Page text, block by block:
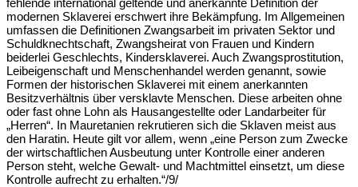
fehlende international geltende und anerkannte Definition der
modernen Sklaverei erschwert ihre Bekämpfung. Im Allgemeinen
umfassen die Definitionen Zwangsarbeit im privaten Sektor und
Schuldknechtschaft, Zwangsheirat von Frauen und Kindern
beiderlei Geschlechts, Kindersklaverei. Auch Zwangsprostitution,
Leibeigenschaft und Menschenhandel werden genannt, sowie
Formen der historischen Sklaverei mit einem anerkannten
Besitzverhältnis über versklavte Menschen. Diese arbeiten ohne
oder fast ohne Lohn als Hausangestellte oder Landarbeiter für
„Herren“. In Mauretanien rekrutieren sich die Sklaven meist aus
den Haratin. Heute gilt vor allem, wenn „eine Person zum Zwecke
der wirtschaftlichen Ausbeutung unter Kontrolle einer anderen
Person steht, welche Gewalt- und Machtmittel einsetzt, um diese
Kontrolle aufrecht zu erhalten.“/9/